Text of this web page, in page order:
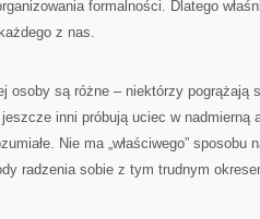
formalności. Dlatego
z nas.
osoby są różne – niektórzy pogrążają
jeszcze inni próbują uciec w
Nie ma „właściwego” sposobu
radzenia sobie z tym trudnym